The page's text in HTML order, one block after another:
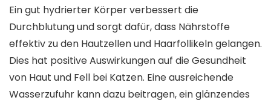
Ein gut hydrierter Körper verbessert die
Durchblutung und sorgt dafür, dass Nährstoffe
effektiv zu den Hautzellen und Haarfollikeln gelangen.
Dies hat positive Auswirkungen auf die Gesundheit
von Haut und Fell bei Katzen. Eine ausreichende
Wasserzufuhr kann dazu beitragen, ein glänzendes